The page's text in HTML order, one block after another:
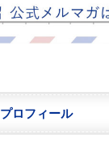
プロフィール